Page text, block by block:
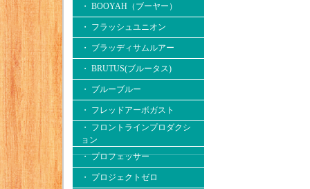
・ BOOYAH（ブーヤー）
・ フラッシュユニオン
・ ブラッディサムルアー
・ BRUTUS(ブルータス)
・ ブルーブルー
・ フレッドアーボガスト
・ フロントラインプロダクシ
ョン
・ プロフェッサー
・ プロジェクトゼロ